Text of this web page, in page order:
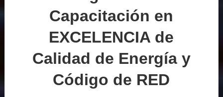
Capacitación en
EXCELENCIA de
Calidad de Energía y
Código de RED